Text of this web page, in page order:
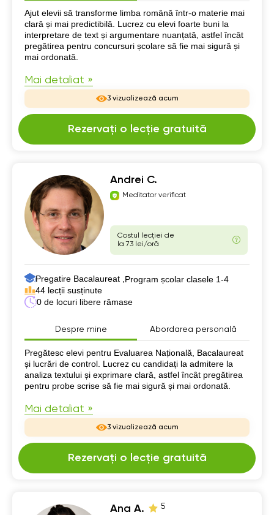
Despre mine
Ajut elevii să transforme limba română într-o materie mai
clară și mai predictibilă. Lucrez cu elevi foarte buni la
interpretare de text și argumentare nuanțată, astfel încât
pregătirea pentru concursuri școlare să fie mai sigură și
mai ordonată.
Mai detaliat »
3 vizualizează acum
Rezervați o lecție gratuită
Andrei C.
Meditator verificat
Costul lecției de
la 73 lei/oră
Pregatire Bacalaureat , Program școlar clasele 1-4
44 lecții susținute
0 de locuri libere rămase
Despre mine Abordarea personală
Despre mine
Pregătesc elevi pentru Evaluarea Națională, Bacalaureat
și lucrări de control. Lucrez cu candidați la admitere la
analiza textului și exprimare clară, astfel încât pregătirea
pentru probe scrise să fie mai sigură și mai ordonată.
Mai detaliat »
3 vizualizează acum
Rezervați o lecție gratuită
Ana A. 5